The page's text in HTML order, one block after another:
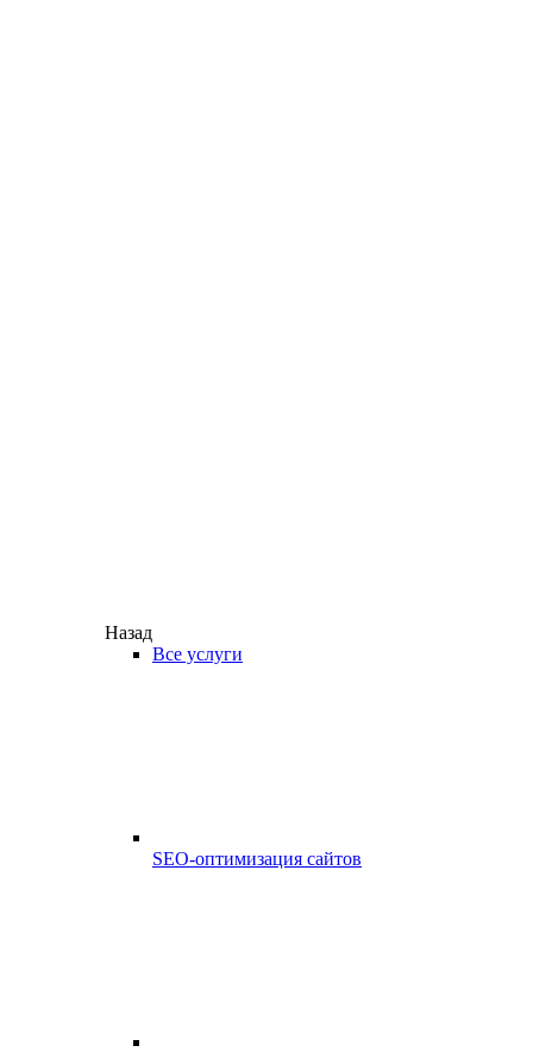
Назад
Все услуги
SEO-оптимизация сайтов